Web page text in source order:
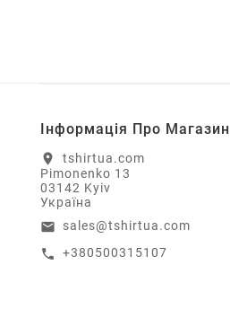
Інформація Про Магазин
location_on
tshirtua.com
Pimonenko 13
03142 Kyiv
Україна
email sales@tshirtua.com
call +380500315107